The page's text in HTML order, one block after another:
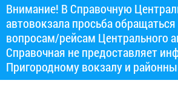
Внимание! В Справочную
автовокзала просьба
вопросам/рейсам Центрального
Справочная не предоставляет
Пригородному вокзалу и